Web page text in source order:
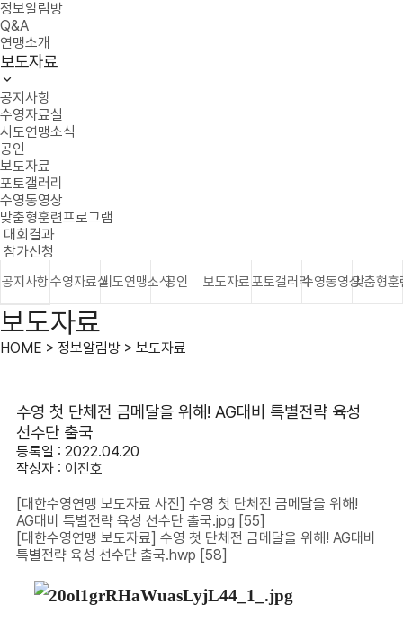
정보알림방
Q&A
연맹소개
보도자료
공지사항
수영자료실
시도연맹소식
공인
보도자료
포토갤러리
수영동영상
맞춤형훈련프로그램
대회결과
참가신청
공지사항수영자료실시도연맹소식공인 보도자료포토갤러리수영동영상맞춤형훈
보도자료
HOME > 정보알림방 > 보도자료
수영 첫 단체전 금메달을 위해! AG대비 특별전략 육성
선수단 출국
등록일 : 2022.04.20
작성자 : 이진호
[대한수영연맹 보도자료 사진] 수영 첫 단체전 금메달을 위해!
AG대비 특별전략 육성 선수단 출국.jpg [55]
[대한수영연맹 보도자료] 수영 첫 단체전 금메달을 위해! AG대비
특별전략 육성 선수단 출국.hwp [58]